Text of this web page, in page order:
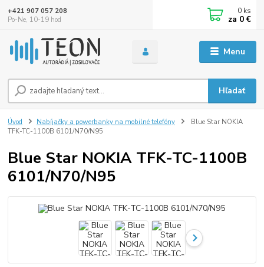
Menu
Hľadať
+421 907 057 208
Po-Ne, 10-19 hod
0 ks
za 0 €
Úvod Nabíjačky a powerbanky na mobilné telefóny
Blue Star NOKIA
TFK-TC-1100B 6101/N70/N95
Blue Star NOKIA TFK-TC-1100B
6101/N70/N95